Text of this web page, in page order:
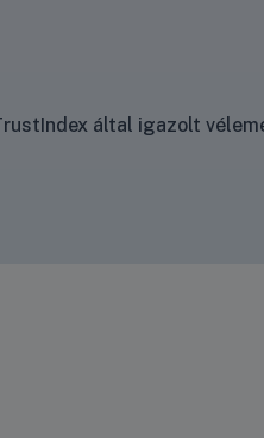
által igazolt